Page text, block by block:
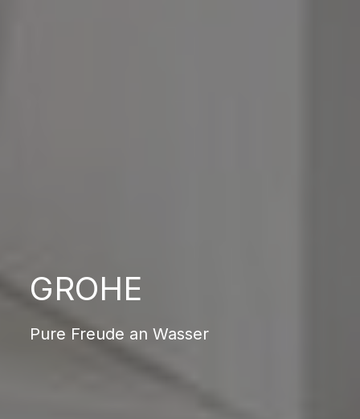
GROHE
Pure Freude an Wasser